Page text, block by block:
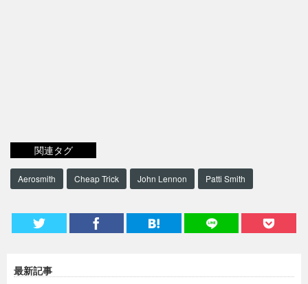
関連タグ
Aerosmith Cheap Trick John Lennon Patti Smith
最新記事